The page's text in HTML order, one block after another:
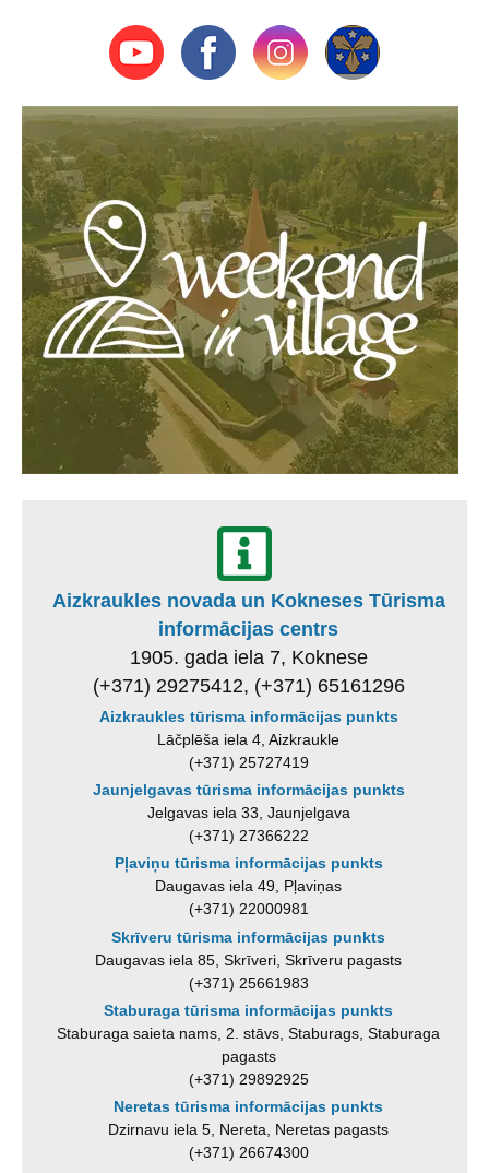
Aizkraukles novada un Kokneses Tūrisma
informācijas centrs
1905. gada iela 7, Koknese
(+371) 29275412, (+371) 65161296
Aizkraukles tūrisma informācijas punkts
Lāčplēša iela 4, Aizkraukle
(+371) 25727419
Jaunjelgavas tūrisma informācijas punkts
Jelgavas iela 33, Jaunjelgava
(+371) 27366222
Pļaviņu tūrisma informācijas punkts
Daugavas iela 49, Pļaviņas
(+371) 22000981
Skrīveru tūrisma informācijas punkts
Daugavas iela 85, Skrīveri, Skrīveru pagasts
(+371) 25661983
Staburaga tūrisma informācijas punkts
Staburaga saieta nams, 2. stāvs, Staburags, Staburaga
pagasts
(+371) 29892925
Neretas tūrisma informācijas punkts
Dzirnavu iela 5, Nereta, Neretas pagasts
(+371) 26674300